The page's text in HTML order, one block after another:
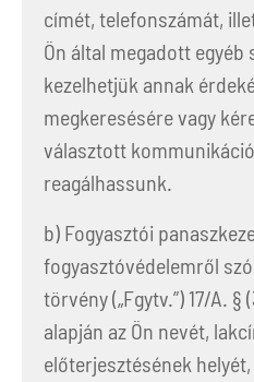
címét, telefonszámát,
Ön által megadott egyéb
kezelhetjük annak
megkeresésére vagy
választott
reagálhassunk.
b) Fogyasztói
fogyasztóvédelemről
törvény („Fgytv.”) 17/A. §
alapján az Ön nevét,
előterjesztésének